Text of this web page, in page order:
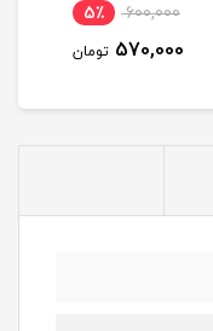
600,000 5٪
570,000 تومان